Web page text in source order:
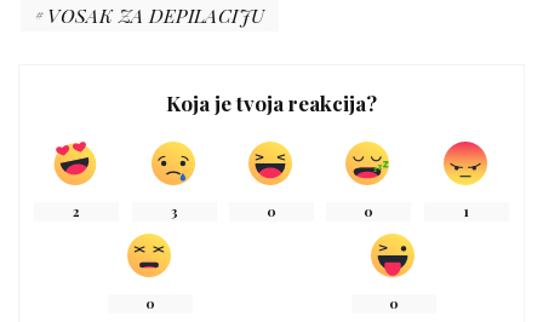
VOSAK ZA DEPILACIJU
Koja je tvoja reakcija?
2 3 0 0 1
0 0